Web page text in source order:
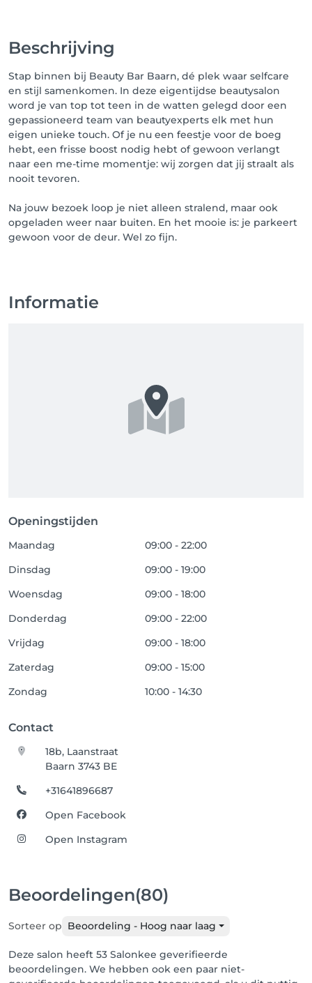
Beschrijving
Stap binnen bij Beauty Bar Baarn, dé plek waar selfcare
en stijl samenkomen. In deze eigentijdse beautysalon
word je van top tot teen in de watten gelegd door een
gepassioneerd team van beautyexperts elk met hun
eigen unieke touch. Of je nu een feestje voor de boeg
hebt, een frisse boost nodig hebt of gewoon verlangt
naar een me-time momentje: wij zorgen dat jij straalt als
nooit tevoren.
Na jouw bezoek loop je niet alleen stralend, maar ook
opgeladen weer naar buiten. En het mooie is: je parkeert
gewoon voor de deur. Wel zo fijn.
Informatie
Openingstijden
Maandag
09:00 - 22:00
Dinsdag
09:00 - 19:00
Woensdag
09:00 - 18:00
Donderdag
09:00 - 22:00
Vrijdag
09:00 - 18:00
Zaterdag
09:00 - 15:00
Zondag
10:00 - 14:30
Contact
18b, Laanstraat
Baarn 3743 BE
+31641896687
Open Facebook
Open Instagram
Beoordelingen(80)
Sorteer op Beoordeling - Hoog naar laag
Deze salon heeft 53 Salonkee geverifieerde
beoordelingen. We hebben ook een paar niet-